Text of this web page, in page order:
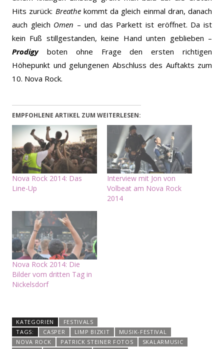
Hits zurück: Breathekommt da gleich einmal dran, danach
auch gleich Omen – und das Parkett ist eröffnet. Da ist
kein Fuß stillgestanden, keine Hand unten geblieben –
Prodigyboten ohne Frage den ersten richtigen
Höhepunkt und gelungenen Abschluss des Auftakts zum
10. Nova Rock.
EMPFOHLENE ARTIKEL ZUM WEITERLESEN:
Nova Rock 2014: Das
Line-Up
Interview mit Jon von
Volbeat am Nova Rock
2014
Nova Rock 2014: Die
Bilder vom dritten Tag in
Nickelsdorf
KATEGORIEN
FESTIVALS
TAGS:
CASPER LIMP BIZKIT
MUSIK-FESTIVAL
NOVA ROCK
PATRICK STEINER FOTOS
SKALARMUSIC